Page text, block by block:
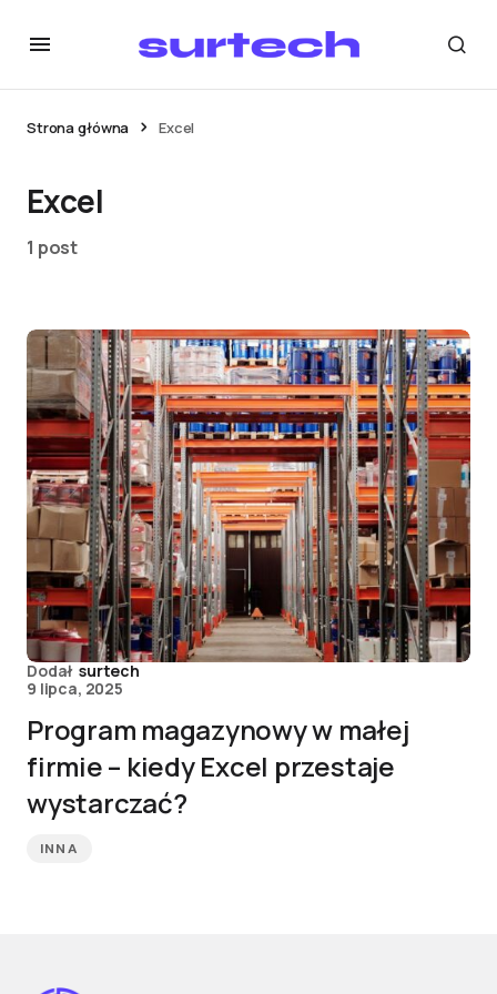
Strona główna Excel
Excel
1 post
Dodał surtech
9 lipca, 2025
Program magazynowy w małej
firmie – kiedy Excel przestaje
wystarczać?
INNA